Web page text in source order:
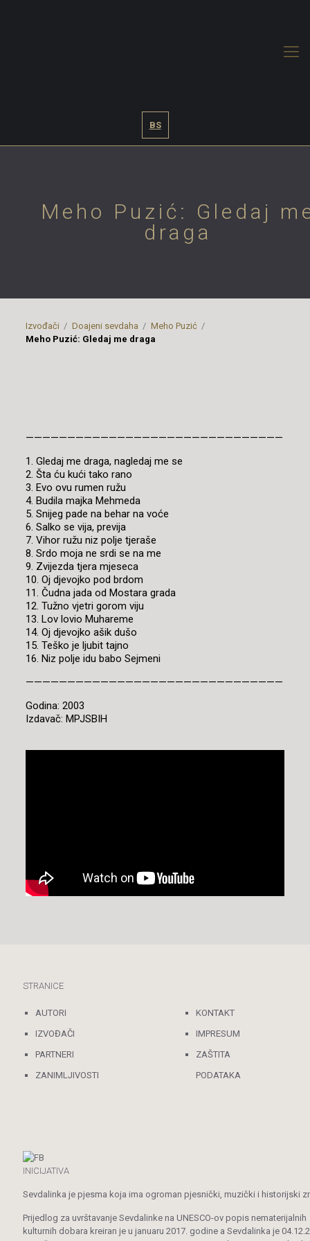
BS
Meho Puzić: Gledaj
draga
Izvođači Doajeni sevdaha
Meho Puzić
Meho Puzić: Gledaj me draga
———————————————————————————————
1. Gledaj me draga, nagledaj me se
2. Šta ću kući tako rano
3. Evo ovu rumen ružu
4. Budila majka Mehmeda
5. Snijeg pade na behar na voće
6. Salko se vija, previja
7. Vihor ružu niz polje tjeraše
8. Srdo moja ne srdi se na me
9. Zvijezda tjera mjeseca
10. Oj djevojko pod brdom
11. Čudna jada od Mostara grada
12. Tužno vjetri gorom viju
13. Lov lovio Muhareme
14. Oj djevojko ašik dušo
15. Teško je ljubit tajno
16. Niz polje idu babo Sejmeni
———————————————————————————————
Godina: 2003
Izdavač: MPJSBIH
STRANICE
AUTORI
IZVOĐAČI
PARTNERI
ZANIMLJIVOSTI
KONTAKT
IMPRESUM
ZAŠTITA
PODATAKA
INICIJATIVA
Sevdalinka je pjesma koja ima ogroman pjesnički, muzički i historijski
Prijedlog za uvrštavanje Sevdalinke na UNESCO-ov popis nematerijalnih
kulturnih dobara kreiran je u januaru 2017. godine a Sevdalinka je